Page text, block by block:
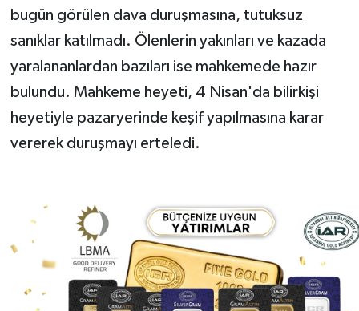
bugün görülen dava duruşmasına, tutuksuz
sanıklar katılmadı. Ölenlerin yakınları ve kazada
yaralananlardan bazıları ise mahkemede hazır
bulundu. Mahkeme heyeti, 4 Nisan'da bilirkişi
heyetiyle pazaryerinde keşif yapılmasına karar
vererek duruşmayı erteledi.